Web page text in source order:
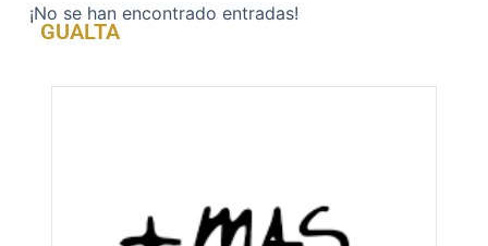
¡No se han encontrado entradas!
GUALTA